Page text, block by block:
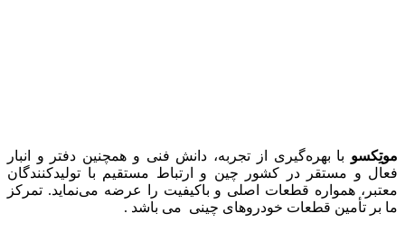
موتِکسو با بهره‌گیری از تجربه، دانش فنی و همچنین دفتر و انبار
فعال و مستقر در کشور چین و ارتباط مستقیم با تولیدکنندگان
معتبر، همواره قطعات اصلی و باکیفیت را عرضه می‌نماید. تمرکز
ما بر تأمین قطعات خودروهای چینی می باشد .